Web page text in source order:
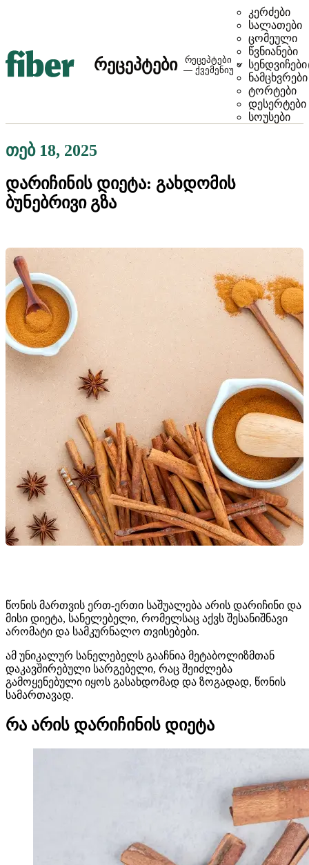
რეცეპტები
რეცეპტები
— ქვემენიუ
კერძები
სალათები
ცომეული
წვნიანები
სენდვიჩები
ნამცხვრები
ტორტები
დესერტები
სოუსები
თებ 18, 2025
დარიჩინის დიეტა: გახდომის
ბუნებრივი გზა
წონის მართვის ერთ-ერთი საშუალება არის დარიჩინი და
მისი დიეტა, სანელებელი, რომელსაც აქვს შესანიშნავი
არომატი და სამკურნალო თვისებები.
ამ უნიკალურ სანელებელს გააჩნია მეტაბოლიზმთან
დაკავშირებული სარგებელი, რაც შეიძლება
გამოყენებული იყოს გასახდომად და ზოგადად, წონის
სამართავად.
რა არის დარიჩინის დიეტა